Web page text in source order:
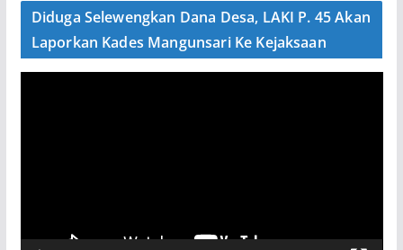
Diduga Selewengkan Dana Desa, LAKI P. 45 Akan
Laporkan Kades Mangunsari Ke Kejaksaan
V